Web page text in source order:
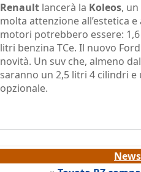
Renault lancerà la Koleos,
molta attenzione all’estetica
motori potrebbero essere: 1,6
litri benzina TCe. Il nuovo
novità. Un suv che, almeno
saranno un 2,5 litri 4 cilindri
opzionale.